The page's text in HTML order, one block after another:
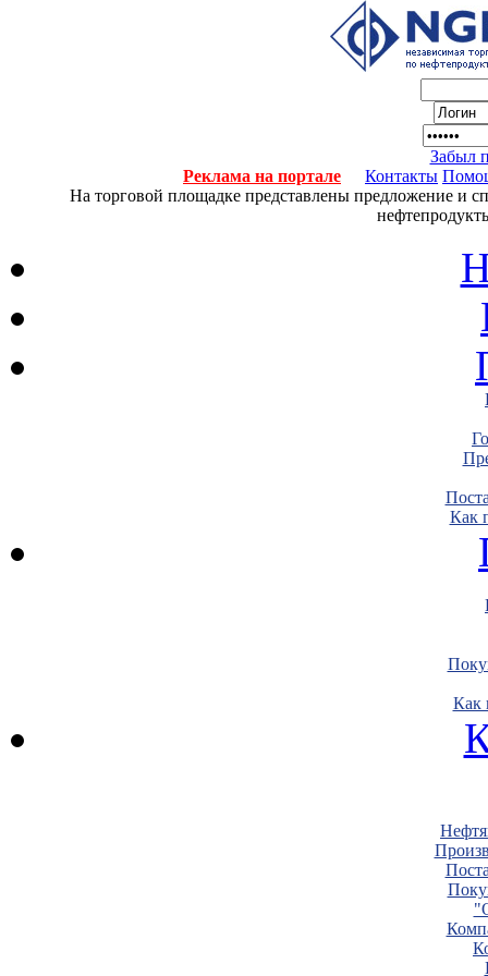
Забыл
Реклама на портале
Контакты
На торговой площадке представлены предложение и
Как
Как